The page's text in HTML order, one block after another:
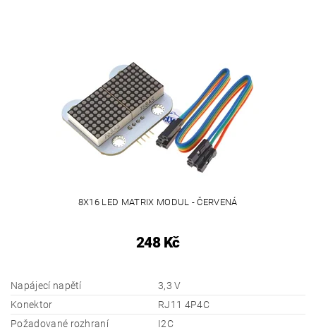
8X16 LED MATRIX MODUL - ČERVENÁ
248 Kč
Napájecí napětí
3,3 V
Konektor
RJ11 4P4C
Požadované rozhraní
I2C